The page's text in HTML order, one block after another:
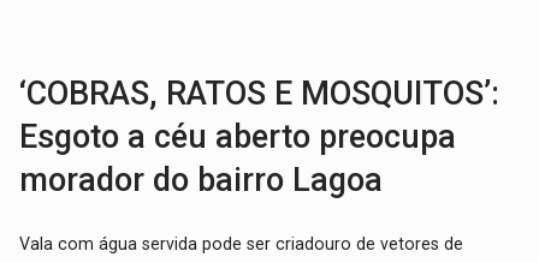
‘COBRAS, RATOS E MOSQUITOS’:
Esgoto a céu aberto preocupa
morador do bairro Lagoa
Vala com água servida pode ser criadouro de vetores de